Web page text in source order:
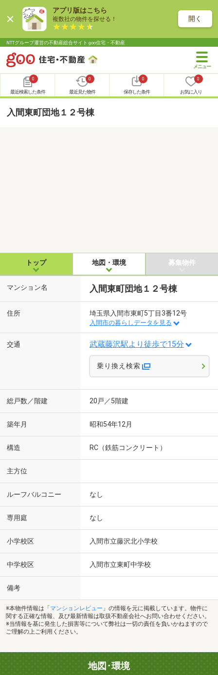
アプリ版はこちら
複数社の物件を探せる！ 開く
NTTグループ運営の不動産総合サイト goo住宅・不動産
0
最近検索した条件
0
最近見た物件
0
保存した条件
0
お気に入り
入間東町団地１２号棟
トップ 地図・環境 募集物件
マンション名 入間東町団地１２号棟
住所 埼玉県入間市東町5丁目3番12号
入間市の暮らしデータを見る
交通 武蔵藤沢駅より徒歩で15分
乗り換え検索
総戸数／階建 20戸／5階建
築年月 昭和54年12月
構造 RC（鉄筋コンクリート）
主方位
ルーフバルコニー なし
専用庭 なし
小学校区 入間市立藤沢北小学校
中学校区 入間市立東町中学校
備考
※本物件情報は「 マンションレビュー 」の情報を元に掲載しています。物件に
関する正確な情報、及び最新情報は取扱不動産会社へお問い合わせください。
※当情報を基に発生した損害等について弊社は一切の責任を負いかねますので
ご理解の上ご利用ください。
地図･環境